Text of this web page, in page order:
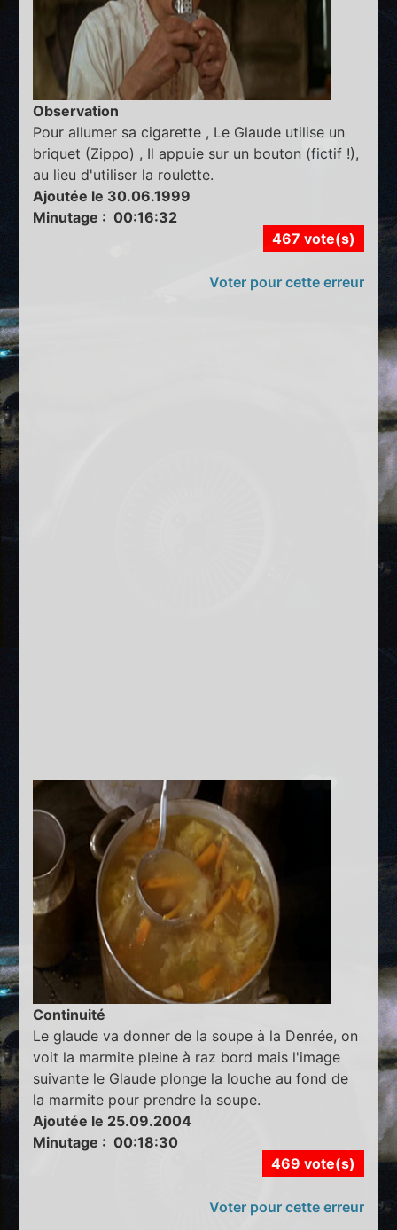
Observation
Pour allumer sa cigarette , Le Glaude utilise un
briquet (Zippo) , Il appuie sur un bouton (fictif !),
au lieu d'utiliser la roulette.
Ajoutée le 30.06.1999
Minutage : 00:16:32
467 vote(s)
Voter pour cette erreur
Continuité
Le glaude va donner de la soupe à la Denrée, on
voit la marmite pleine à raz bord mais l'image
suivante le Glaude plonge la louche au fond de
la marmite pour prendre la soupe.
Ajoutée le 25.09.2004
Minutage : 00:18:30
469 vote(s)
Voter pour cette erreur